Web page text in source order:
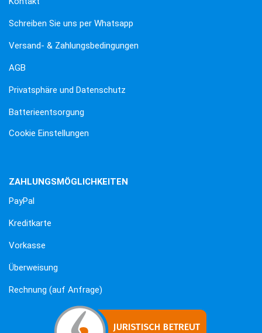
Schreiben Sie uns per Whatsapp
Versand- & Zahlungsbedingungen
AGB
Privatsphäre und Datenschutz
Batterieentsorgung
Cookie Einstellungen
ZAHLUNGSMÖGLICHKEITEN
PayPal
Kreditkarte
Vorkasse
Überweisung
Rechnung (auf Anfrage)